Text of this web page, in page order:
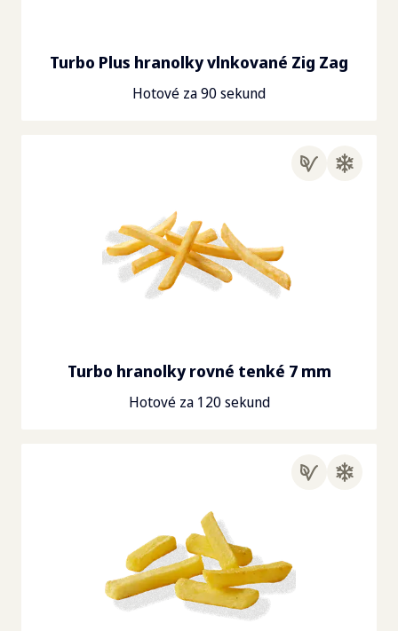
Turbo Plus hranolky vlnkované Zig Zag
Hotové za 90 sekund
Turbo hranolky rovné tenké 7 mm
Hotové za 120 sekund